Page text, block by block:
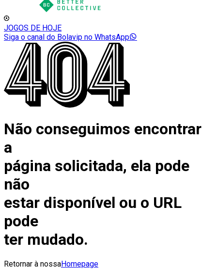
JOGOS DE HOJE
Siga o canal do Bolavip no WhatsApp
Não conseguimos encontrar
a
página solicitada, ela pode
não
estar disponível ou o URL
pode
ter mudado.
Retornar à nossaHomepage